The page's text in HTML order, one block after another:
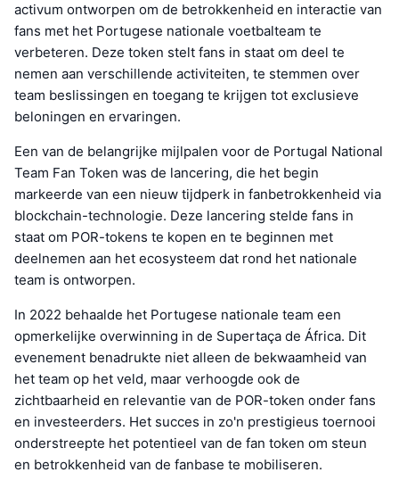
activum ontworpen om de betrokkenheid en interactie van
fans met het Portugese nationale voetbalteam te
verbeteren. Deze token stelt fans in staat om deel te
nemen aan verschillende activiteiten, te stemmen over
team beslissingen en toegang te krijgen tot exclusieve
beloningen en ervaringen.
Een van de belangrijke mijlpalen voor de Portugal National
Team Fan Token was de lancering, die het begin
markeerde van een nieuw tijdperk in fanbetrokkenheid via
blockchain-technologie. Deze lancering stelde fans in
staat om POR-tokens te kopen en te beginnen met
deelnemen aan het ecosysteem dat rond het nationale
team is ontworpen.
In 2022 behaalde het Portugese nationale team een
opmerkelijke overwinning in de Supertaça de África. Dit
evenement benadrukte niet alleen de bekwaamheid van
het team op het veld, maar verhoogde ook de
zichtbaarheid en relevantie van de POR-token onder fans
en investeerders. Het succes in zo'n prestigieus toernooi
onderstreepte het potentieel van de fan token om steun
en betrokkenheid van de fanbase te mobiliseren.